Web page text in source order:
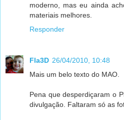
moderno, mas eu ainda
materiais melhores.
Responder
Fla3D 26/04/2010, 10:48
Mais um belo texto do MAO.
Pena que desperdiçaram o
divulgação. Faltaram só as